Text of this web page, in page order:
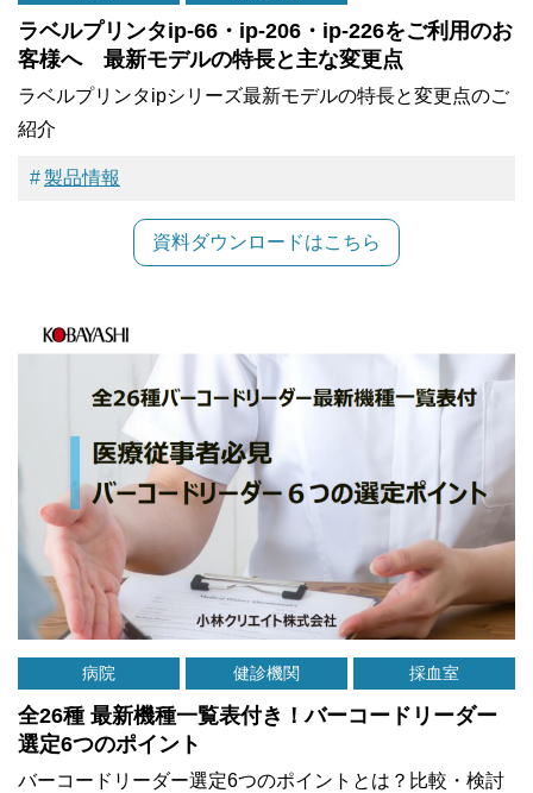
ラベルプリンタip-66・ip-206・ip-226をご利用のお
客様へ 最新モデルの特長と主な変更点
ラベルプリンタipシリーズ最新モデルの特長と変更点のご
紹介
製品情報
資料ダウンロードはこちら
病院 健診機関 採血室
全26種 最新機種一覧表付き！バーコードリーダー
選定6つのポイント
バーコードリーダー選定6つのポイントとは？比較・検討